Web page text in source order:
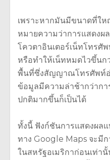
เพราะหากมันมีขนาดที่ใ
หมายความว่าการแสดงผ
โควตาอินเตอร์เน็ทโทรศั
หรือทำให้เน็ทหมดไวขึ้นก
พื้นที่ซึ่งสัญญาณโทรศัพท์อ่
ข้อมูลมีความล่าช้ากว่าก
ปกติมากขึ้นก็เป็นได้
ทั้งนี้ ฟังก์ชันการแสดงผล
ทาง Google Maps จะมีก
ในสหรัฐอเมริกาก่อนเท่า